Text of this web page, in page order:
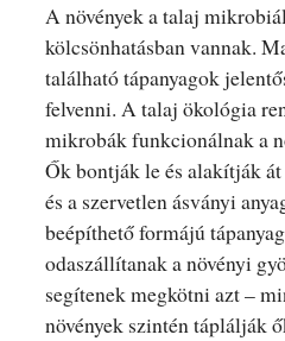
A növények a talaj
kölcsönhatásban vannak.
található tápanyagok
felvenni. A talaj ökológia
mikrobák funkcionálnak a
Ők bontják le és alakítják
és a szervetlen ásványi
beépíthető formájú
odaszállítanak a növényi
segítenek megkötni azt –
növények szintén táplálják